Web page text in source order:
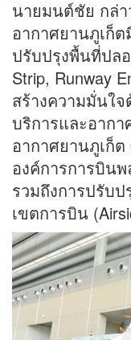
นายมนต์ชัย กล่
อากาศยานภูเก็
ปรับปรุงพื้นที่ปล
Strip, Runway
สร้างความมั่นใ
บริการและอาก
อากาศยานภูเก็
องค์การการบินพ
รวมถึงการปรับ
เขตการบิน